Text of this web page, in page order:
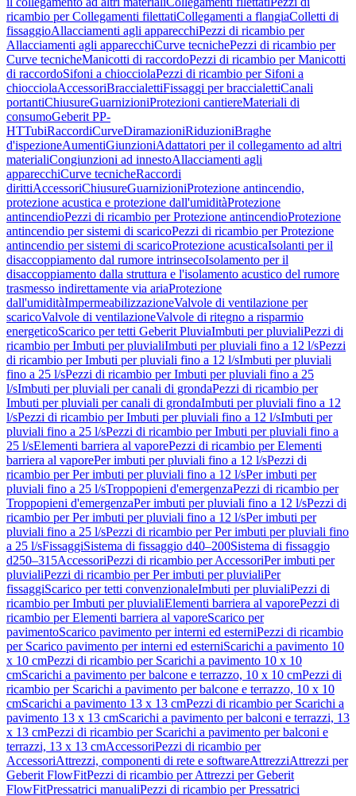
ricambio per Collegamenti filettatiCollegamenti a flangiaColletti di
fissaggioAllacciamenti agli apparecchiPezzi di ricambio per
Allacciamenti agli apparecchiCurve tecnichePezzi di ricambio per
Curve tecnicheManicotti di raccordoPezzi di ricambio per Manicotti
di raccordoSifoni a chiocciolaPezzi di ricambio per Sifoni a
chiocciolaAccessoriBraccialettiFissaggi per braccialettiCanali
portantiChiusureGuarnizioniProtezioni cantiereMateriali di
consumoGeberit PP-
HTTubiRaccordiCurveDiramazioniRiduzioniBraghe
d'ispezioneAumentiGiunzioniAdattatori per il collegamento ad altri
materialiCongiunzioni ad innestoAllacciamenti agli
apparecchiCurve tecnicheRaccordi
dirittiAccessoriChiusureGuarnizioniProtezione antincendio,
protezione acustica e protezione dall'umiditàProtezione
antincendioPezzi di ricambio per Protezione antincendioProtezione
antincendio per sistemi di scaricoPezzi di ricambio per Protezione
antincendio per sistemi di scaricoProtezione acusticaIsolanti per il
disaccoppiamento dal rumore intrinsecoIsolamento per il
disaccoppiamento dalla struttura e l'isolamento acustico del rumore
trasmesso indirettamente via ariaProtezione
dall'umiditàImpermeabilizzazioneValvole di ventilazione per
scaricoValvole di ventilazioneValvole di ritegno a risparmio
energeticoScarico per tetti Geberit PluviaImbuti per pluvialiPezzi di
ricambio per Imbuti per pluvialiImbuti per pluviali fino a 12 l/sPezzi
di ricambio per Imbuti per pluviali fino a 12 l/sImbuti per pluviali
fino a 25 l/sPezzi di ricambio per Imbuti per pluviali fino a 25
l/sImbuti per pluviali per canali di grondaPezzi di ricambio per
Imbuti per pluviali per canali di grondaImbuti per pluviali fino a 12
l/sPezzi di ricambio per Imbuti per pluviali fino a 12 l/sImbuti per
pluviali fino a 25 l/sPezzi di ricambio per Imbuti per pluviali fino a
25 l/sElementi barriera al vaporePezzi di ricambio per Elementi
barriera al vaporePer imbuti per pluviali fino a 12 l/sPezzi di
ricambio per Per imbuti per pluviali fino a 12 l/sPer imbuti per
pluviali fino a 25 l/sTroppopieni d'emergenzaPezzi di ricambio per
Troppopieni d'emergenzaPer imbuti per pluviali fino a 12 l/sPezzi di
ricambio per Per imbuti per pluviali fino a 12 l/sPer imbuti per
pluviali fino a 25 l/sPezzi di ricambio per Per imbuti per pluviali fino
a 25 l/sFissaggiSistema di fissaggio d40–200Sistema di fissaggio
d250–315AccessoriPezzi di ricambio per AccessoriPer imbuti per
pluvialiPezzi di ricambio per Per imbuti per pluvialiPer
fissaggiScarico per tetti convenzionaleImbuti per pluvialiPezzi di
ricambio per Imbuti per pluvialiElementi barriera al vaporePezzi di
ricambio per Elementi barriera al vaporeScarico per
pavimentoScarico pavimento per interni ed esterniPezzi di ricambio
per Scarico pavimento per interni ed esterniScarichi a pavimento 10
x 10 cmPezzi di ricambio per Scarichi a pavimento 10 x 10
cmScarichi a pavimento per balcone e terrazzo, 10 x 10 cmPezzi di
ricambio per Scarichi a pavimento per balcone e terrazzo, 10 x 10
cmScarichi a pavimento 13 x 13 cmPezzi di ricambio per Scarichi a
pavimento 13 x 13 cmScarichi a pavimento per balconi e terrazzi, 13
x 13 cmPezzi di ricambio per Scarichi a pavimento per balconi e
terrazzi, 13 x 13 cmAccessoriPezzi di ricambio per
AccessoriAttrezzi, componenti di rete e softwareAttrezziAttrezzi per
Geberit FlowFitPezzi di ricambio per Attrezzi per Geberit
FlowFitPressatrici manualiPezzi di ricambio per Pressatrici